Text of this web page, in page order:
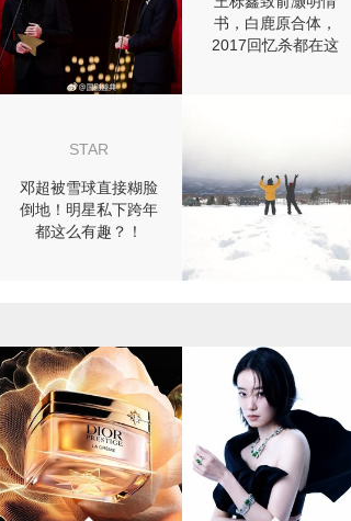
书，白鹿原合体，
2017回忆杀都在这
STAR
邓超被雪球直接糊脸
倒地！明星私下跨年
都这么有趣？！